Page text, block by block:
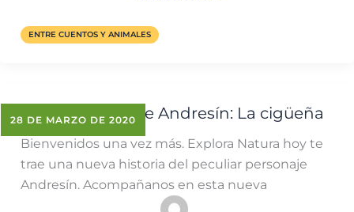
ENTRE CUENTOS Y ANIMALES
Las aventuras de Andresín: La cigüeña
Bienvenidos una vez más. Explora Natura hoy te
trae una nueva historia del peculiar personaje
Andresín. Acompañanos en esta nueva
28 DE MARZO DE 2020